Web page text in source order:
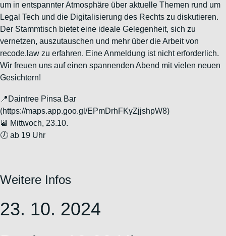
um in entspannter Atmosphäre über aktuelle Themen rund um
Legal Tech und die Digitalisierung des Rechts zu diskutieren.
Der Stammtisch bietet eine ideale Gelegenheit, sich zu
vernetzen, auszutauschen und mehr über die Arbeit von
recode.law zu erfahren. Eine Anmeldung ist nicht erforderlich.
Wir freuen uns auf einen spannenden Abend mit vielen neuen
Gesichtern!
📍Daintree Pinsa Bar
(https://maps.app.goo.gl/EPmDrhFKyZjjshpW8)
📆 Mittwoch, 23.10.
🕖 ab 19 Uhr
Weitere Infos
23. 10. 2024